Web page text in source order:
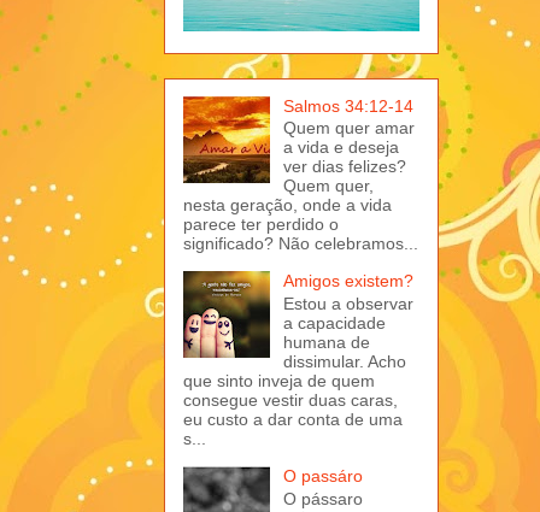
Salmos 34:12-14
Quem quer amar
a vida e deseja
ver dias felizes?
Quem quer,
nesta geração, onde a vida
parece ter perdido o
significado? Não celebramos...
Amigos existem?
Estou a observar
a capacidade
humana de
dissimular. Acho
que sinto inveja de quem
consegue vestir duas caras,
eu custo a dar conta de uma
s...
O passáro
O pássaro